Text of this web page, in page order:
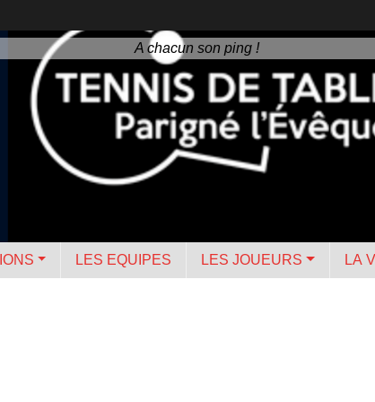
A chacun son ping !
LES EQUIPES LES JOUEURS LA